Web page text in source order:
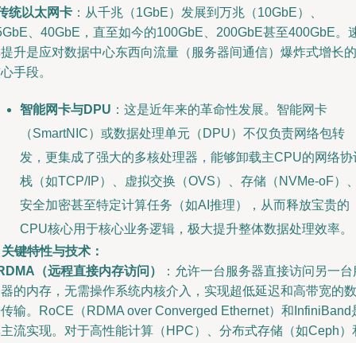
统以太网卡 ：从千兆（1GbE）发展到万兆（10GbE）、
、40GbE，直至如今的100GbE、200GbE甚至400GbE。
升是应对数据中心东西向流量（服务器间通信）爆炸式增长的
手段。
智能网卡与DPU ：这是近年来的革命性发展。智能网卡
（SmartNIC）或数据处理单元（DPU）不仅负责网络包转
发，更集成了强大的多核处理器，能够卸载主CPU的网络协
栈（如TCP/IP）、虚拟交换（OVS）、存储（NVMe-oF）
安全加密甚至特定计算任务（如AI推理），从而释放宝贵的
CPU核心用于核心业务逻辑，极大提升整体数据处理效率。
键特性与技术：
（远程直接内存访问）
：允许一台服务器直接访问另一台
的内存，无需操作系统内核介入，实现超低延迟和高带宽的数
输。RoCE（RDMA over Converged Ethernet）和InfiniBand
流实现。对于高性能计算（HPC）、分布式存储（如Ceph）